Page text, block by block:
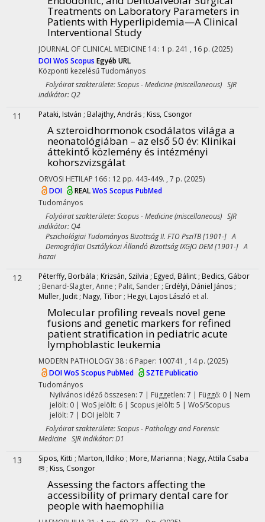
Treatments on Laboratory Parameters in
Patients with Hyperlipidemia—A Clinical
Interventional Study
JOURNAL OF CLINICAL MEDICINE 14: 1 p. 241 , 16 p. (2025)
DOIWoS Scopus Egyéb URL
Központi kezelésűTudományos
Folyóirat szakterülete: Scopus - Medicine (miscellaneous) SJR
indikátor: Q2
11 Pataki, István ; Balajthy, András ; Kiss, Csongor
A szteroidhormonok csodálatos világa a
neonatológiában – az első 50 év: Klinikai
áttekintő közlemény és intézményi
kohorszvizsgálat
ORVOSI HETILAP 166 : 12 pp. 443-449. , 7 p. (2025)
DOI
REALWoS Scopus PubMed
Tudományos
Folyóirat szakterülete: Scopus - Medicine (miscellaneous) SJR
indikátor: Q4
Pszichológiai Tudományos Bizottság II. FTO PsziTB [1901-] A
Demográfiai Osztályközi Állandó Bizottság IXGJO DEM [1901-] A
hazai
12 Péterffy, Borbála ; Krizsán, Szilvia ; Egyed, Bálint ; Bedics, Gábor
; Benard-Slagter, Anne ; Palit, Sander ; Erdélyi, Dániel János ;
Müller, Judit ; Nagy, Tibor ; Hegyi, Lajos László et al.
Molecular profiling reveals novel gene
fusions and genetic markers for refined
patient stratification in pediatric acute
lymphoblastic leukemia
MODERN PATHOLOGY38 : 6 Paper: 100741 , 14 p. (2025)
DOIWoS Scopus PubMed
SZTE Publicatio
Tudományos
Nyilvános idéző összesen: 7 | Független: 7 | Függő: 0 | Nem
jelölt: 0 | WoS jelölt: 6 | Scopus jelölt: 5 | WoS/Scopus
jelölt: 7 | DOI jelölt: 7
Folyóirat szakterülete: Scopus - Pathology and Forensic
Medicine SJR indikátor: D1
13 Sipos, Kitti ; Marton, Ildiko ; More, Marianna ; Nagy, Attila Csaba
✉ ; Kiss, Csongor
Assessing the factors affecting the
accessibility of primary dental care for
people with haemophilia